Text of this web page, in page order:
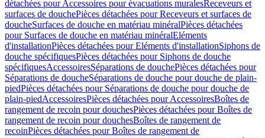
détachées pour Accessoires pour évacuations muralesReceveurs et
surfaces de douchePièces détachées pour Receveurs et surfaces de
doucheSurfaces de douche en matériau minéralPièces détachées
pour Surfaces de douche en matériau minéralEléments
d'installationPièces détachées pour Eléments d'installationSiphons de
douche spécifiquesPièces détachées pour Siphons de douche
spécifiquesAccessoiresSéparations de douchePièces détachées pour
Séparations de doucheSéparations de douche pour douche de plain-
piedPièces détachées pour Séparations de douche pour douche de
plain-piedAccessoiresPièces détachées pour AccessoiresBoîtes de
rangement de recoin pour douchesPièces détachées pour Boîtes de
rangement de recoin pour douchesBoîtes de rangement de
recoinPièces détachées pour Boîtes de rangement de